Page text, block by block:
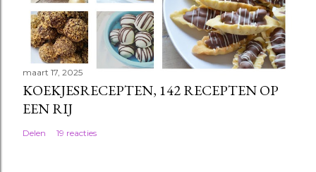
maart 17, 2025
KOEKJESRECEPTEN, 142 RECEPTEN OP
EEN RIJ
Delen 19 reacties